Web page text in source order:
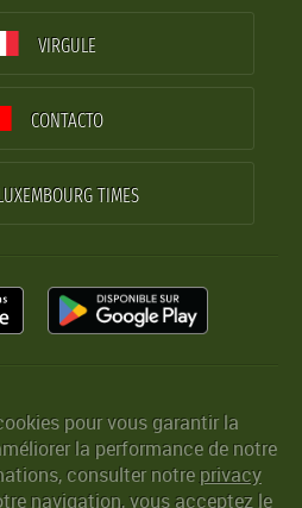
VIRGULE
CONTACTO
TIMES
pour vous garantir la
la performance de notre
consulter notreprivacy
navigation, vous acceptez le